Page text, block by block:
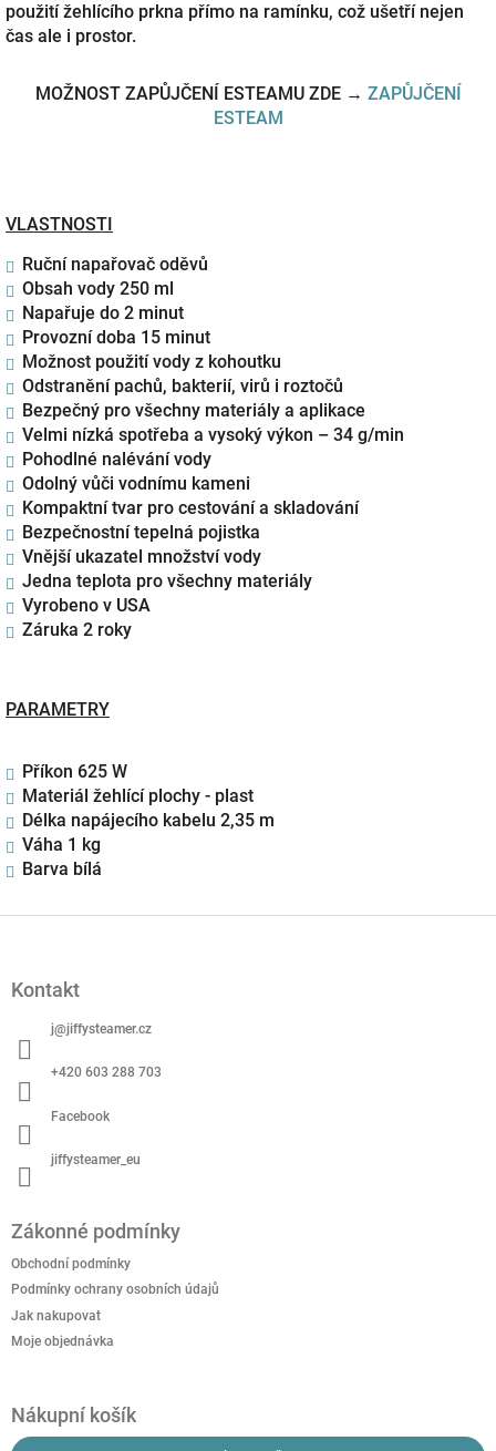
použití žehlícího prkna přímo na ramínku, což ušetří nejen
čas ale i prostor.
MOŽNOST ZAPŮJČENÍ ESTEAMU ZDE → ZAPŮJČENÍ
ESTEAM
VLASTNOSTI
Ruční napařovač oděvů
Obsah vody 250 ml
Napařuje do 2 minut
Provozní doba 15 minut
Možnost použití vody z kohoutku
Odstranění pachů, bakterií, virů i roztočů
Bezpečný pro všechny materiály a aplikace
Velmi nízká spotřeba a vysoký výkon – 34 g/min
Pohodlné nalévání vody
Odolný vůči vodnímu kameni
Kompaktní tvar pro cestování a skladování
Bezpečnostní tepelná pojistka
Vnější ukazatel množství vody
Jedna teplota pro všechny materiály
Vyrobeno v USA
Záruka 2 roky
PARAMETRY
Příkon 625 W
Materiál žehlící plochy - plast
Délka napájecího kabelu 2,35 m
Váha 1 kg
Barva bílá
Kontakt
j@jiffysteamer.cz
+420 603 288 703
Facebook
jiffysteamer_eu
Zákonné podmínky
Obchodní podmínky
Podmínky ochrany osobních údajů
Jak nakupovat
Moje objednávka
Nákupní košík